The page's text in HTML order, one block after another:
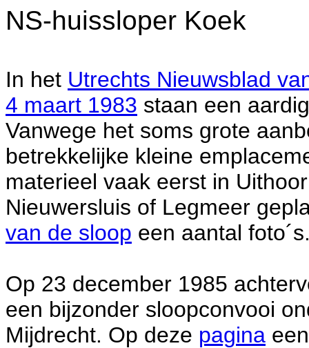
NS-huissloper Koek
In het Utrechts Nieuwsblad
4 maart 1983 staan een
Vanwege het soms grote
betrekkelijke kleine
materieel vaak eerst in
Nieuwersluis of Legmeer
van de sloop een aantal
Op 23 december 1985
een bijzonder sloopconvooi
Mijdrecht. Op deze pagina